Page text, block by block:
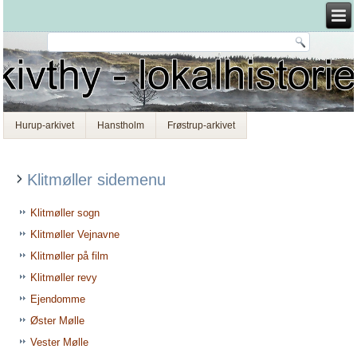
Hurup-arkivet Hanstholm Frøstrup-arkivet
Klitmøller sidemenu
Klitmøller sogn
Klitmøller Vejnavne
Klitmøller på film
Klitmøller revy
Ejendomme
Øster Mølle
Vester Mølle